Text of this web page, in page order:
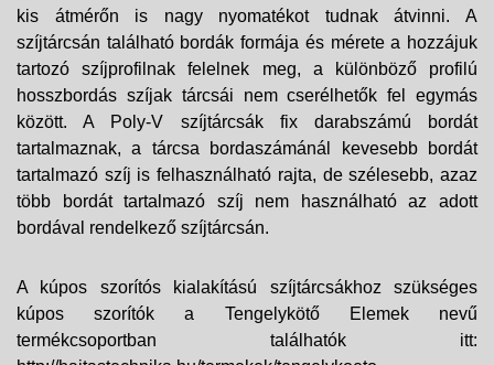
kis átmérőn is nagy nyomatékot tudnak átvinni. A
szíjtárcsán található bordák formája és mérete a hozzájuk
tartozó szíjprofilnak felelnek meg, a különböző profilú
hosszbordás szíjak tárcsái nem cserélhetők fel egymás
között. A Poly-V szíjtárcsák fix darabszámú bordát
tartalmaznak, a tárcsa bordaszámánál kevesebb bordát
tartalmazó szíj is felhasználható rajta, de szélesebb, azaz
több bordát tartalmazó szíj nem használható az adott
bordával rendelkező szíjtárcsán.
A kúpos szorítós kialakítású szíjtárcsákhoz szükséges
kúpos szorítók a Tengelykötő Elemek nevű
termékcsoportban találhatók itt: